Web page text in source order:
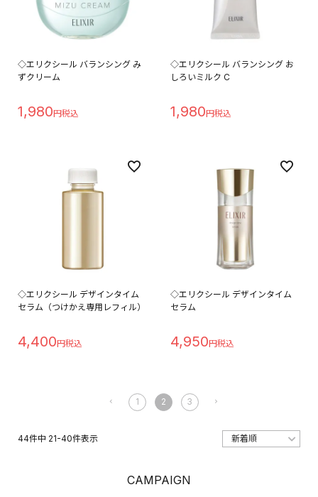
◇エリクシール バランシング み
ずクリーム
1,980
◇エリクシール バランシング お
しろいミルク C
1,980
◇エリクシール デザインタイム
セラム（つけかえ専用レフィル）
4,400
◇エリクシール デザインタイム
セラム
4,950
44件中 21-40件表示
1 2 3
CAMPAIGN